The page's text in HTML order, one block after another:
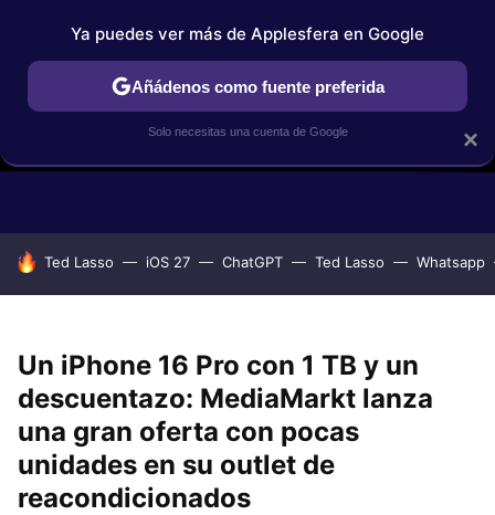
GUÍAS DE COMPRA COMPARATIVAS APPLE VS OTROS
HOY SE HABLA DE
Ted Lasso iOS 27 ChatGPT Ted Lasso Whatsapp
Un iPhone 16 Pro con 1 TB y un
descuentazo: MediaMarkt lanza
una gran oferta con pocas
unidades en su outlet de
reacondicionados
×
Ya puedes ver más de Applesfera en Google
Añádenos como fuente preferida
Solo necesitas una cuenta de Google